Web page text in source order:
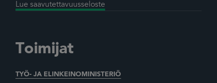
Lue saavutettavuusseloste
Toimijat
TYÖ- JA ELINKEINOMINISTERIÖ